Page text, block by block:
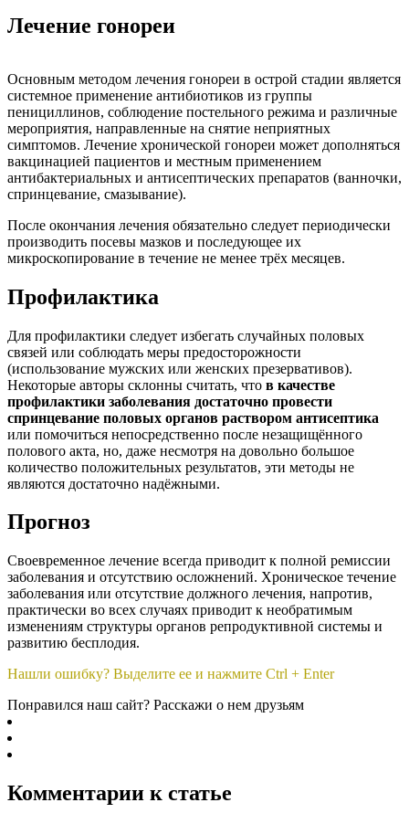
Лечение гонореи
Основным методом лечения гонореи в острой стадии является
системное применение антибиотиков из группы
пенициллинов, соблюдение постельного режима и различные
мероприятия, направленные на снятие неприятных
симптомов. Лечение хронической гонореи может дополняться
вакцинацией пациентов и местным применением
антибактериальных и антисептических препаратов (ванночки,
спринцевание, смазывание).
После окончания лечения обязательно следует периодически
производить посевы мазков и последующее их
микроскопирование в течение не менее трёх месяцев.
Профилактика
Для профилактики следует избегать случайных половых
связей или соблюдать меры предосторожности
(использование мужских или женских презервативов).
Некоторые авторы склонны считать, что в качестве
профилактики заболевания достаточно провести
спринцевание половых органов раствором антисептика
или помочиться непосредственно после незащищённого
полового акта, но, даже несмотря на довольно большое
количество положительных результатов, эти методы не
являются достаточно надёжными.
Прогноз
Своевременное лечение всегда приводит к полной ремиссии
заболевания и отсутствию осложнений. Хроническое течение
заболевания или отсутствие должного лечения, напротив,
практически во всех случаях приводит к необратимым
изменениям структуры органов репродуктивной системы и
развитию бесплодия.
Нашли ошибку? Выделите ее и нажмите Ctrl + Enter
Понравился наш сайт? Расскажи о нем друзьям
Комментарии к статье